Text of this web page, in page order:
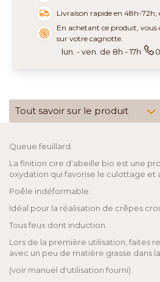
Livraison rapide en 48h-72h,
En achetant ce produit, vous
sur votre cagnotte.
lun. - ven. de 8h - 17h
Tout savoir sur le produit
Queue feuillard.
La finition cire d'abeille bio est une
oxydation qui favorise le culottage et
Poêle indéformable.
Idéal pour la réalisation de crêpes
Tous feux dont induction.
Lors de la première utilisation, faites
avec un peu de matière grasse dans
(voir manuel d'utilisation fourni).